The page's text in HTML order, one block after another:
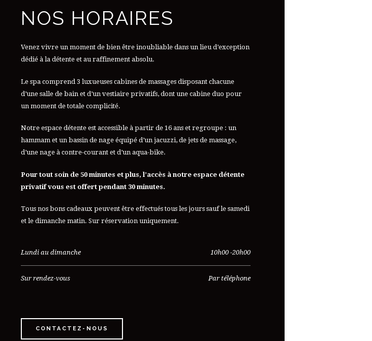
NOS HORAIRES
Venez vivre un moment de bien être inoubliable dans un lieu d’exception
dédié à la détente et au raffinement absolu.
Le spa comprend 3 luxueuses cabines de massages disposant chacune
d’une salle de bain et d’un vestiaire privatifs, dont une cabine duo pour
un moment de totale complicité.
Notre espace détente est accessible à partir de 16 ans et regroupe : un
hammam et un bassin de nage équipé d’un jacuzzi, de jets de massage,
d’une nage à contre-courant et d’un aqua-bike.
Pour tout soin de 50 minutes et plus, l’accès à notre espace détente
privatif vous est offert pendant 30 minutes.
Tous nos bons cadeaux peuvent être effectués tous les jours sauf le samedi
et le dimanche matin. Sur réservation uniquement.
Lundi au dimanche 10h00 -20h00
Sur rendez-vous Par téléphone
CONTACTEZ-NOUS